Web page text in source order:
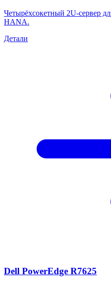
Четырёхсокетный 2U-сервер
HANA.
Детали
Dell PowerEdge R7625